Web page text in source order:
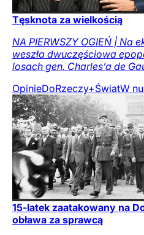
Tęsknota za wielkością
NA PIERWSZY OGIEŃ | Na
weszła dwuczęściowa
losach gen. Charles’a de
OpinieDoRzeczy+ŚwiatW
15-latek zaatakowany na
obława za sprawcą